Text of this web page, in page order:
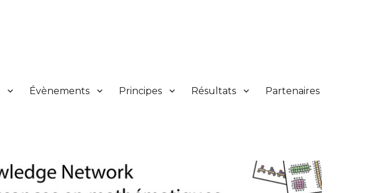
Évènements Principes Résultats Partenaires